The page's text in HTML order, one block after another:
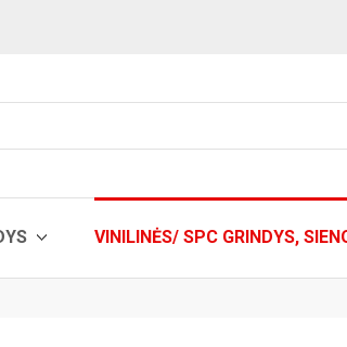
VINILINĖS/ SPC GRINDYS,